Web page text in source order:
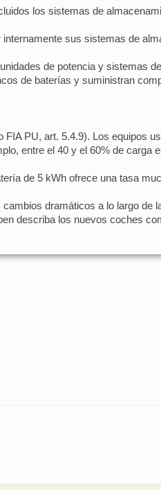
los sistemas de
sus sistemas de
de potencia y sistemas
de baterías y suministran
PU, art. 5.4.9). Los equipos
entre el 40 y el 60% de carga
de 5 kWh ofrece una tasa
dramáticos a lo largo de
describa los nuevos coches